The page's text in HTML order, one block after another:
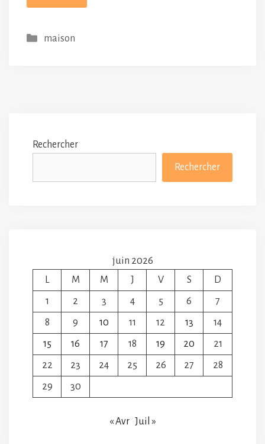
Catégories
maison
Rechercher
Rechercher
juin 2026
L
M M J V S
D
1
2 3 4 5 6
7
8
9 10 11 12 13
14
15
16 17 18 19 20
21
22
23 24 25 26 27
28
29
30
« Avr Juil »